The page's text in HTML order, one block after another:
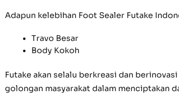
Adapun kelebihan Foot Sealer Futake
Travo Besar
Body Kokoh
Futake akan selalu berkreasi dan
golongan masyarakat dalam menciptakan